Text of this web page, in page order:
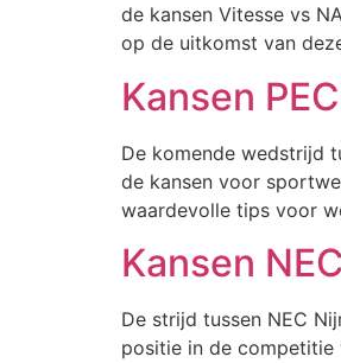
de kansen Vitesse vs
op de uitkomst van
Kansen
De komende wedstrijd
de kansen voor
waardevolle tips voor
Kansen
De strijd tussen NEC
positie in de competitie